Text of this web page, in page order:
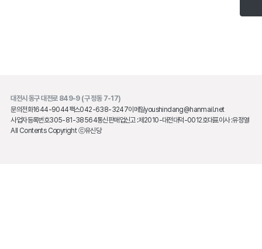
대전시 동구 대전로 849-9 (구 정동 7-17)
문의전화1644-9044팩스042-638-3247이메일youshindang@hanmail.net
사업자등록번호305-81-38564통신판매업신고 :제2010-대전대덕-0012호대표이사 :유정열
All Contents Copyright ⓒ유신당